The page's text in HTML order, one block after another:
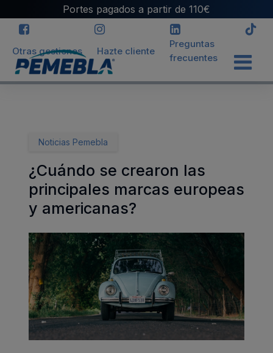
Portes pagados a partir de 110€
Otras gestiones Hazte cliente
Preguntas
frecuentes
INICIO>BLOG>¿CUÁNDO SE CREARON LAS PRINCIPALES
MARCAS EUROPEAS Y AMERICANAS?
Noticias Pemebla
¿Cuándo se crearon las
principales marcas europeas
y americanas?